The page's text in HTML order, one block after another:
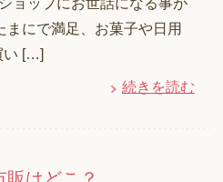
まにで満足、お菓子や日用
い […]
続きを読む
はどこ？